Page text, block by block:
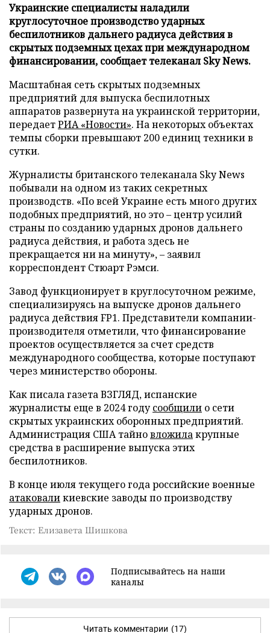
Украинские специалисты наладили
круглосуточное производство ударных
беспилотников дальнего радиуса действия в
скрытых подземных цехах при международном
финансировании, сообщает телеканал Sky News.
Масштабная сеть скрытых подземных
предприятий для выпуска беспилотных
аппаратов развернута на украинской территории,
передаетРИА «Новости». На некоторых объектах
темпы сборки превышают 200 единиц техники в
сутки.
Журналисты британского телеканала Sky News
побывали на одном из таких секретных
производств. «По всей Украине есть много других
подобных предприятий, но это – центр усилий
страны по созданию ударных дронов дальнего
радиуса действия, и работа здесь не
прекращается ни на минуту», – заявил
корреспондент Стюарт Рэмси.
Завод функционирует в круглосуточном режиме,
специализируясь на выпуске дронов дальнего
радиуса действия FP1. Представители компании-
производителя отметили, что финансирование
проектов осуществляется за счет средств
международного сообщества, которые поступают
через министерство обороны.
Как писала газета ВЗГЛЯД, испанские
журналисты еще в 2024 годусообщили о сети
скрытых украинских оборонных предприятий.
Администрация США тайновложилакрупные
средства в расширение выпуска этих
беспилотников.
В конце июля текущего года российские военные
атаковаликиевские заводы по производству
ударных дронов.
Текст: Елизавета Шишкова
Подписывайтесь на наши
каналы
Читать комментарии (17)